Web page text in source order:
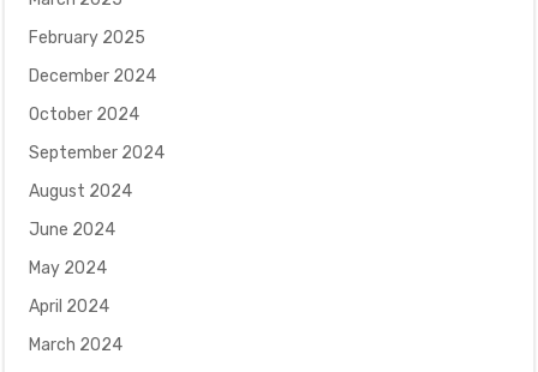
February 2025
December 2024
October 2024
September 2024
August 2024
June 2024
May 2024
April 2024
March 2024